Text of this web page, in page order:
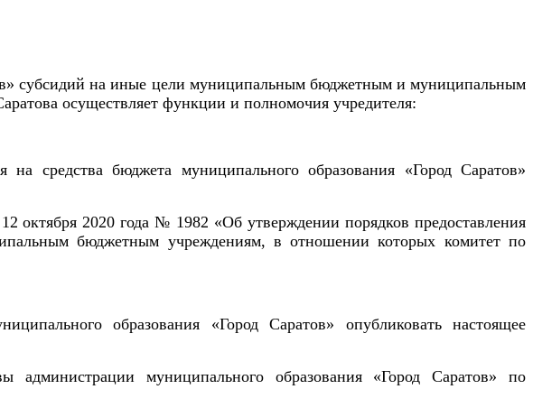
субсидий на иные цели муниципальным бюджетным и муниципальным
осуществляет функции и полномочия учредителя:
средства бюджета муниципального образования «Город Саратов»
октября 2020 года № 1982 «Об утверждении порядков предоставления
бюджетным учреждениям, в отношении которых комитет по
образования «Город Саратов» опубликовать настоящее
администрации муниципального образования «Город Саратов» по